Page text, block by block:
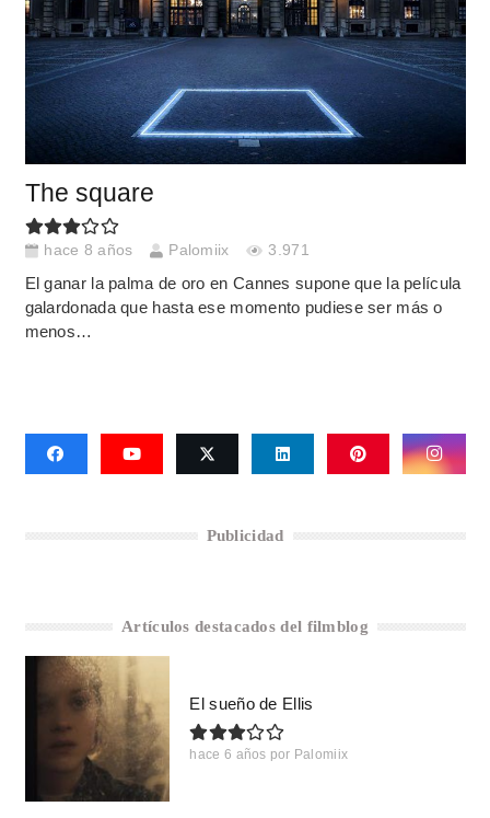
The square
hace 8 años Palomiix 3.971
El ganar la palma de oro en Cannes supone que la película
galardonada que hasta ese momento pudiese ser más o
menos…
Publicidad
Artículos destacados del filmblog
El sueño de Ellis
hace 6 años por Palomiix